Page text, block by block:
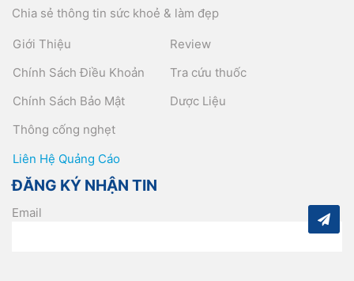
Chia sẻ thông tin sức khoẻ & làm đẹp
Giới Thiệu
Chính Sách Điều Khoản
Chính Sách Bảo Mật
Thông cống nghẹt
Review
Tra cứu thuốc
Dược Liệu
Liên Hệ Quảng Cáo
ĐĂNG KÝ NHẬN TIN
Email